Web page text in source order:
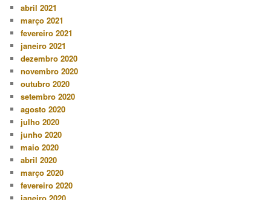
abril 2021
março 2021
fevereiro 2021
janeiro 2021
dezembro 2020
novembro 2020
outubro 2020
setembro 2020
agosto 2020
julho 2020
junho 2020
maio 2020
abril 2020
março 2020
fevereiro 2020